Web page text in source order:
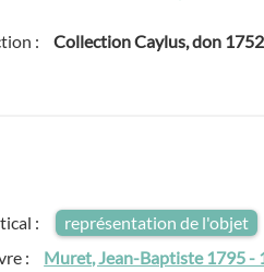
: Collection Caylus, don
:
représentation de l'objet
:
Muret, Jean-Baptiste 1795 -